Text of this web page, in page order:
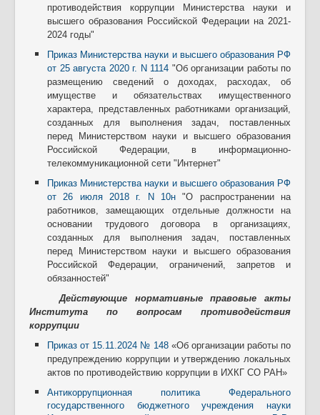
противодействия коррупции Министерства науки и
высшего образования Российской Федерации на 2021-
2024 годы"
Приказ Министерства науки и высшего образования РФ
от 25 августа 2020 г. N 1114 "Об организации работы по
размещению сведений о доходах, расходах, об
имуществе и обязательствах имущественного
характера, представленных работниками организаций,
созданных для выполнения задач, поставленных
перед Министерством науки и высшего образования
Российской Федерации, в информационно-
телекоммуникационной сети "Интернет"
Приказ Министерства науки и высшего образования РФ
от 26 июля 2018 г. N 10н "О распространении на
работников, замещающих отдельные должности на
основании трудового договора в организациях,
созданных для выполнения задач, поставленных
перед Министерством науки и высшего образования
Российской Федерации, ограничений, запретов и
обязанностей"
Действующие нормативные правовые акты
Института по вопросам противодействия
коррупции
Приказ от 15.11.2024 № 148«Об организации работы по
предупреждению коррупции и утверждению локальных
актов по противодействию коррупции в ИХКГ СО РАН»
Антикоррупционная политика Федерального
государственного бюджетного учреждения науки